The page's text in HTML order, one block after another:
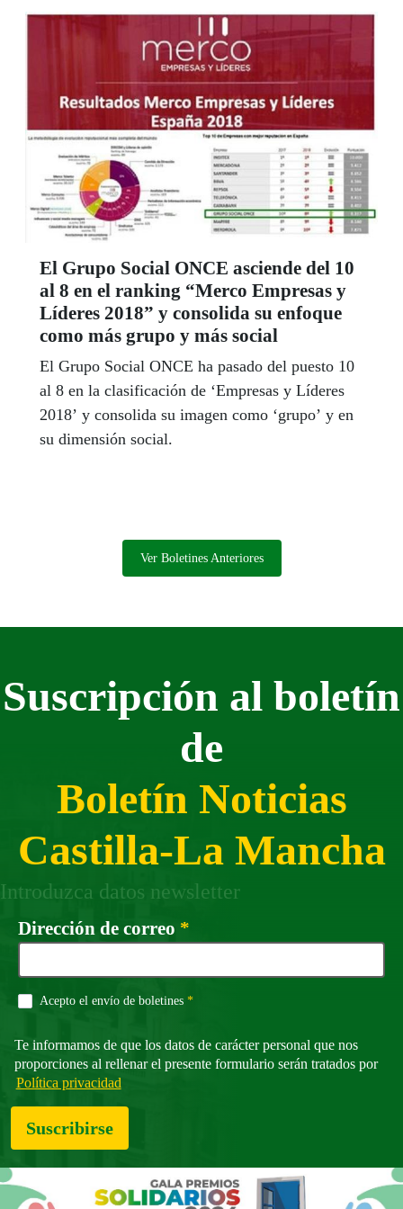
en este espacio Joven, y junto a su equipo de
colaboradores en los centros de la ONCE en la
región está pendiente de todas las necesidades,
quejas y sugerencias de los jóvenes afiliados.
Puedes contactar con ella en el teléfono
667133210, o en el correo electrónico
referentejovencastmancha@once.es
El Grupo Social ONCE asciende del 10
al 8 en el ranking “Merco Empresas y
Líderes 2018” y consolida su enfoque
como más grupo y más social
El Grupo Social ONCE ha pasado del puesto 10
al 8 en la clasificación de ‘Empresas y Líderes
2018’ y consolida su imagen como ‘grupo’ y en
su dimensión social.
Ver Boletines Anteriores
Suscripción al boletín
de
Boletín Noticias
Castilla-La Mancha
Introduzca datos newsletter
Dirección de correo *
Acepto el envío de boletines *Campo obligatorio
Te informamos de que los datos de carácter personal que nos
proporciones al rellenar el presente formulario serán tratados por
Política privacidad
Suscribirse